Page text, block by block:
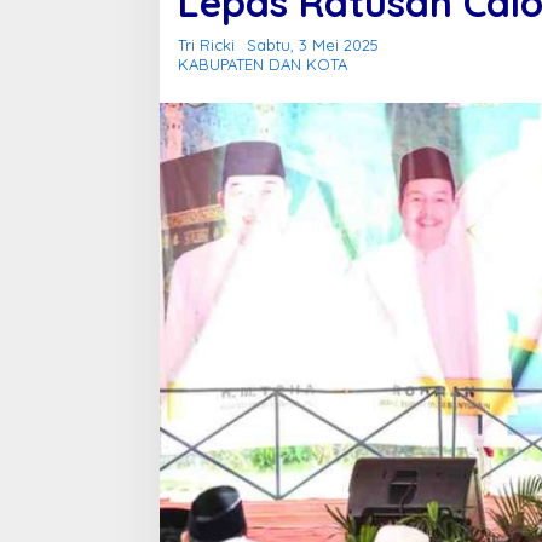
Tri Ricki
Sabtu, 3 Mei 2025
KABUPATEN DAN KOTA